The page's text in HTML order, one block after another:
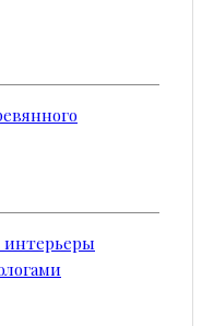
интерьеры